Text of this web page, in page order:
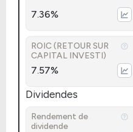
7.36%
ROIC (RETOUR SUR
CAPITAL INVESTI)
7.57%
Dividendes
Rendement de
dividende